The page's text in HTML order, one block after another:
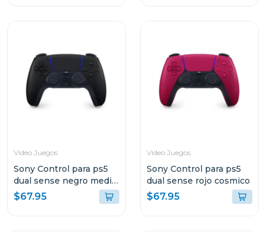
Video Juegos
Sony Control para ps5
dual sense negro media
noche
$67.95
Video Juegos
Sony Control para ps5
dual sense rojo cosmico
$67.95